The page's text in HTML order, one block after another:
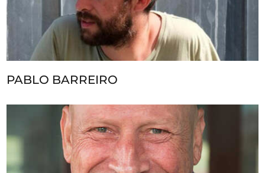
PABLO BARREIRO